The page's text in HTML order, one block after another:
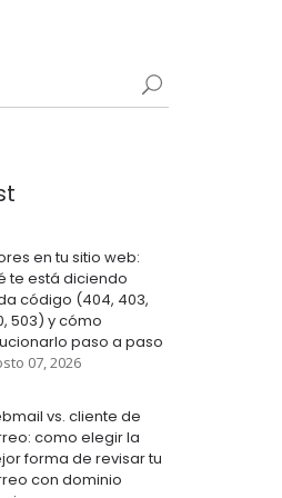
en tu sitio web:
te está diciendo
código (404, 403,
503) y cómo
paso a paso
07, 2026
vs. cliente de
como elegir la
forma de revisar tu
con dominio